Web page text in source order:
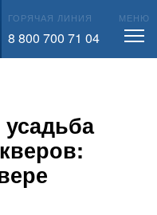
ГОРЯЧАЯ ЛИНИЯ
8 800 700 71 04
МЕНЮ